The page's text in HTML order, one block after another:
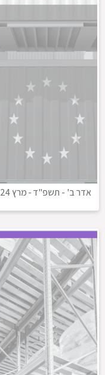
אדר ב' - תשפ"ד-מרץ 2024